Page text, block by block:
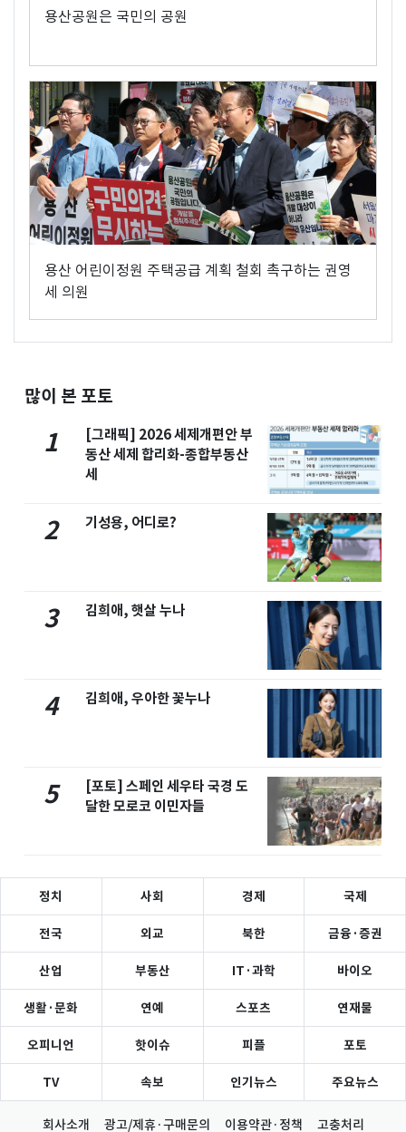
용산공원은 국민의 공원
용산 어린이정원 주택공급 계획 철회 촉구하는 권영
세 의원
많이 본 포토
1
[그래픽] 2026 세제개편안 부
동산 세제 합리화-종합부동산
세
2 기성용, 어디로?
3 김희애, 햇살 누나
4 김희애, 우아한 꽃누나
5
[포토] 스페인 세우타 국경 도
달한 모로코 이민자들
정치 사회 경제 국제
전국 외교 북한 금융·증권
산업 부동산 IT·과학 바이오
생활·문화 연예 스포츠 연재물
오피니언 핫이슈 피플 포토
TV 속보 인기뉴스 주요뉴스
회사소개 광고/제휴·구매문의 이용약관·정책 고충처리